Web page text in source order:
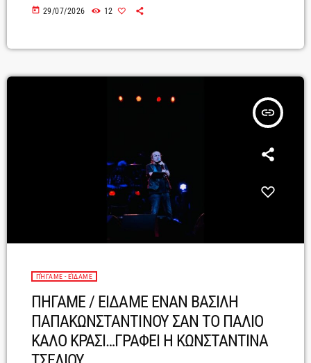
συναυλία που θα σημάνει και το τέλος του καλοκαιριού. Ο αιώνιος
Αθήνας. Με θέα όλη την πόλη θα κάνει μια μεγάλη βουτιά στην
today 29/07/2026 12
insert_link
ΠΉΓΑΜΕ - ΕΊΔΑΜΕ
ΠΗΓΑΜΕ / ΕΙΔΑΜΕ ΕΝΑΝ ΒΑΣΙΛΗ
ΠΑΠΑΚΩΝΣΤΑΝΤΙΝΟΥ ΣΑΝ ΤΟ ΠΑΛΙΟ
ΚΑΛΟ ΚΡΑΣΙ…ΓΡΑΦΕΙ Η ΚΩΝΣΤΑΝΤΙΝΑ